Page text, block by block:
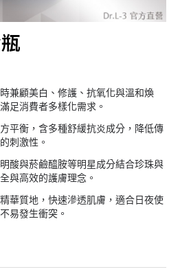
兼顧美白、修護、抗氧化與溫和煥
足消費者多樣化需求。
平衡，含多種舒緩抗炎成分，降低傳
刺激性。
酸與菸鹼醯胺等明星成分結合珍珠與
與高效的護膚理念。
華質地，快速滲透肌膚，適合日夜使
易發生衝突。